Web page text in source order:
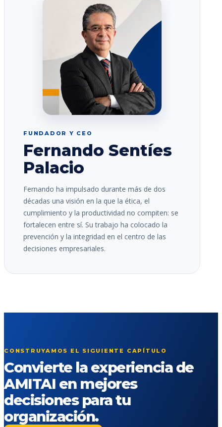
FUNDADOR Y CEO
Fernando Sentíes
Palacio
Fernando ha impulsado durante más de dos
décadas una visión en la que la ética, el
cumplimiento y la productividad no compiten: se
fortalecen entre sí. Su trabajo ha colocado la
prevención y la integridad en el centro de las
decisiones empresariales.
CONSTRUYAMOS EL SIGUIENTE CAPÍTULO
Convierte la experiencia de
AMITAI en mejores
decisiones para tu
organización.